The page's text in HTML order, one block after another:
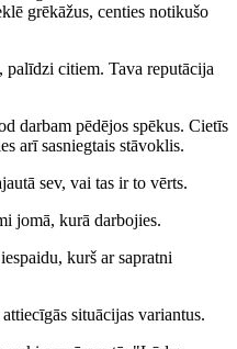
grēkāžus, centies notikušo
palīdzi citiem. Tava reputācija
darbam pēdējos spēkus. Cietīs
arī sasniegtais stāvoklis.
sev, vai tas ir to vērts.
jomā, kurā darbojies.
kurš ar sapratni
situācijas variantus.